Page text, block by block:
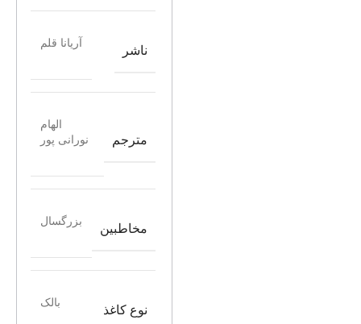
ناشر
آریانا قلم
مترجم
الهام
نورانی پور
مخاطبین
بزرگسال
نوع کاغذ
بالک